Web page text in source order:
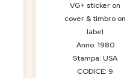
VG+ sticker on
cover & timbro on
label
Anno: 1980
Stampa: USA
CODICE: 9